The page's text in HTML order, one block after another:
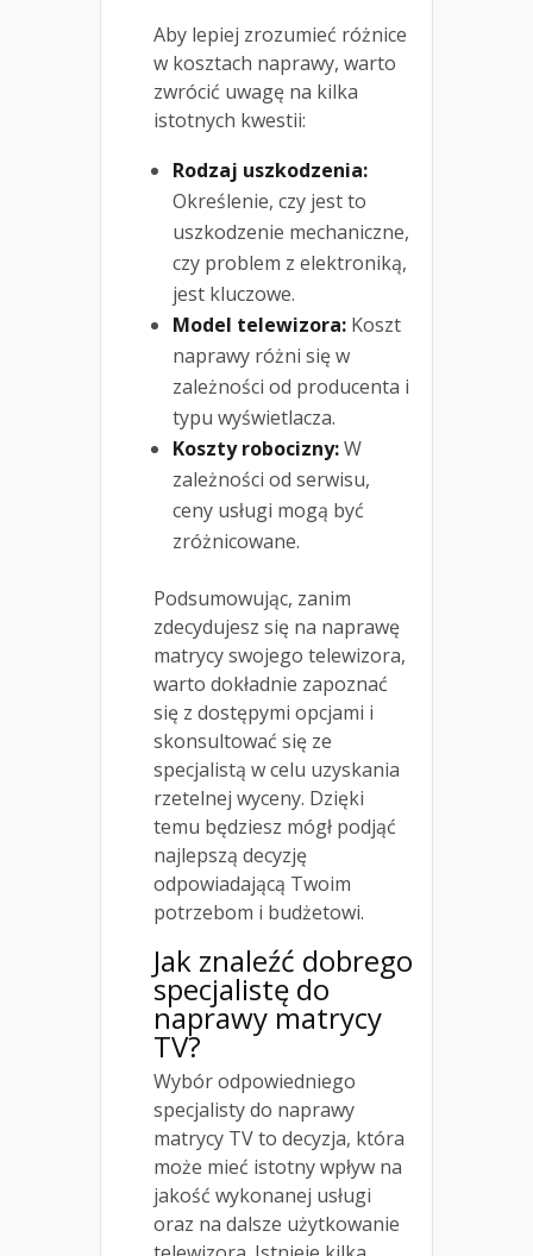
Aby lepiej zrozumieć różnice
w kosztach naprawy, warto
zwrócić uwagę na kilka
istotnych kwestii:
Rodzaj uszkodzenia:
Określenie, czy jest to
uszkodzenie mechaniczne,
czy problem z elektroniką,
jest kluczowe.
Model telewizora: Koszt
naprawy różni się w
zależności od producenta i
typu wyświetlacza.
Koszty robocizny:W
zależności od serwisu,
ceny usługi mogą być
zróżnicowane.
Podsumowując, zanim
zdecydujesz się na naprawę
matrycy swojego telewizora,
warto dokładnie zapoznać
się z dostępymi opcjami i
skonsultować się ze
specjalistą w celu uzyskania
rzetelnej wyceny. Dzięki
temu będziesz mógł podjąć
najlepszą decyzję
odpowiadającą Twoim
potrzebom i budżetowi.
Jak znaleźć dobrego
specjalistę do
naprawy matrycy
TV?
Wybór odpowiedniego
specjalisty do naprawy
matrycy TV to decyzja, która
może mieć istotny wpływ na
jakość wykonanej usługi
oraz na dalsze użytkowanie